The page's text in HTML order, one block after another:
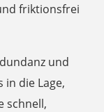
friktionsfrei
und
in die Lage,
schnell,